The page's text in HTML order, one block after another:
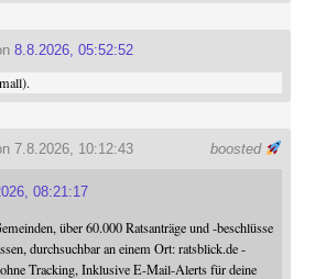
8.8.2026, 05:52:52
boosted
7.8.2026, 10:12:43
08:21:17
über 60.000 Ratsanträge und -beschlüsse
durchsuchbar an einem Ort: ratsblick.de -
Tracking, Inklusive E-Mail-Alerts für deine